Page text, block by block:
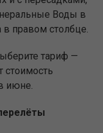
Воды в
в правом столбце.
тариф —
стоимость
июне.